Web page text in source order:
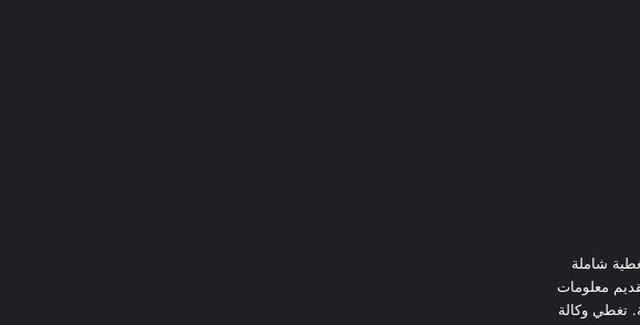
شاملة
معلومات
تغطي وكالة